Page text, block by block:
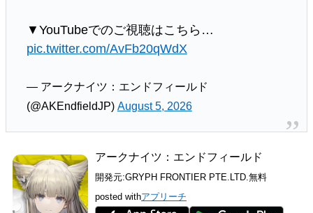
▼YouTubeでのご視聴はこちら…
pic.twitter.com/AvFb20qWdX
— アークナイツ：エンドフィールド
(@AKEndfieldJP) August 5, 2026
アークナイツ：エンドフィールド
開発元:GRYPH FRONTIER PTE.LTD.無料
posted withアプリーチ